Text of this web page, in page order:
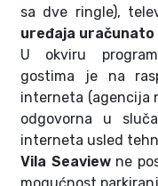
sa dve ringle),
uređaja uračunato
U okviru
gostima je na
interneta (agencija
odgovorna u
interneta usled
Vila Seaviewne
mogućnost